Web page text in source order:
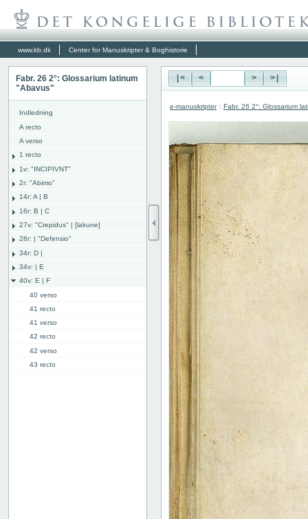
www.kb.dk Center for Manuskripter & Boghistorie
Fabr. 26 2°: Glossarium latinum
"Abavus"
Indledning
A recto
A verso
1 recto
1v: "INCIPIVNT"
2r: "Abimo"
14r: A | B
16r: B | C
27v: "Crepidus" | [lakune]
28r: | "Defensio"
34r: D |
34v: | E
40v: E | F
40 verso
41 recto
41 verso
42 recto
42 verso
43 recto
|< < > >|
e-manuskripter : Fabr. 26 2°: Glossarium